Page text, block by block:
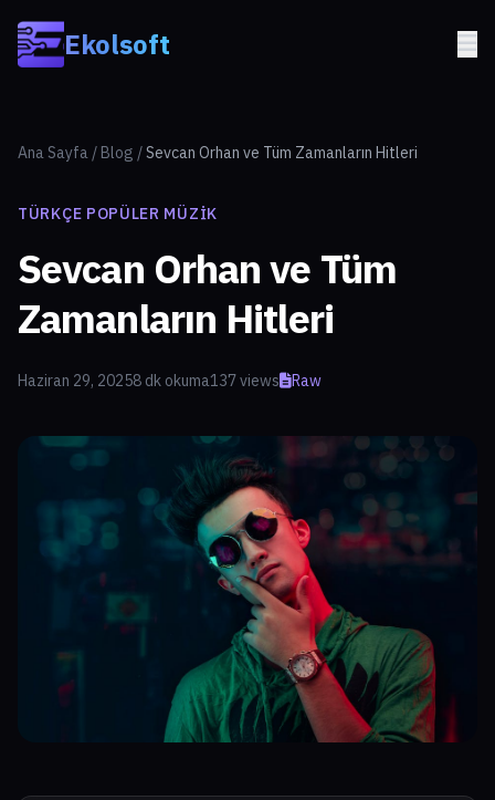
Ekolsoft
Ana Sayfa / Blog /Sevcan Orhan ve Tüm Zamanların Hitleri
TÜRKÇE POPÜLER MÜZIK
Sevcan Orhan ve Tüm
Zamanların Hitleri
Haziran 29, 20258 dk okuma137 views Raw